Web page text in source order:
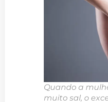
Quando a
muito sal, o